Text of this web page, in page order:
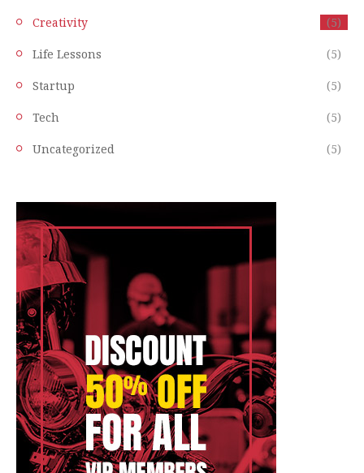
Creativity (5)
Life Lessons (5)
Startup (5)
Tech (5)
Uncategorized (5)